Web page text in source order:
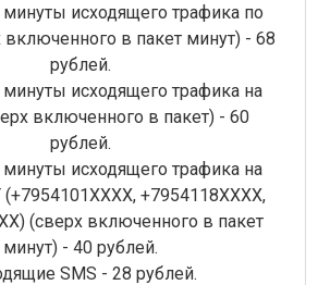
исходящего трафика по
включенного в пакет минут) - 68
рублей.
исходящего трафика на
включенного в пакет) - 60
рублей.
исходящего трафика на
(+7954101XXXX, +7954118ХХХХ,
(сверх включенного в пакет
минут) - 40 рублей.
SMS - 28 рублей.